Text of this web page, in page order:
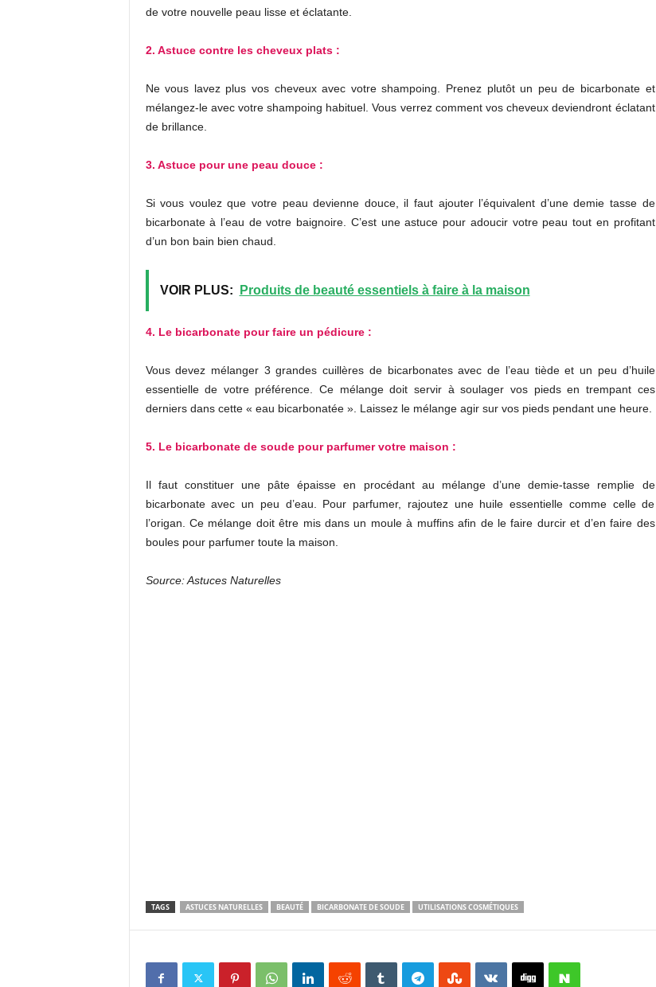
de votre nouvelle peau lisse et éclatante.
2. Astuce contre les cheveux plats :
Ne vous lavez plus vos cheveux avec votre shampoing. Prenez plutôt un peu de bicarbonate et
mélangez-le avec votre shampoing habituel. Vous verrez comment vos cheveux deviendront éclatant
de brillance.
3. Astuce pour une peau douce :
Si vous voulez que votre peau devienne douce, il faut ajouter l’équivalent d’une demie tasse de
bicarbonate à l’eau de votre baignoire. C’est une astuce pour adoucir votre peau tout en profitant
d’un bon bain bien chaud.
VOIR PLUS: Produits de beauté essentiels à faire à la maison
4. Le bicarbonate pour faire un pédicure :
Vous devez mélanger 3 grandes cuillères de bicarbonates avec de l’eau tiède et un peu d’huile
essentielle de votre préférence. Ce mélange doit servir à soulager vos pieds en trempant ces
derniers dans cette « eau bicarbonatée ». Laissez le mélange agir sur vos pieds pendant une heure.
5. Le bicarbonate de soude pour parfumer votre maison :
Il faut constituer une pâte épaisse en procédant au mélange d’une demie-tasse remplie de
bicarbonate avec un peu d’eau. Pour parfumer, rajoutez une huile essentielle comme celle de
l’origan. Ce mélange doit être mis dans un moule à muffins afin de le faire durcir et d’en faire des
boules pour parfumer toute la maison.
Source: Astuces Naturelles
TAGS ASTUCES NATURELLES BEAUTÉ BICARBONATE DE SOUDE UTILISATIONS COSMÉTIQUES